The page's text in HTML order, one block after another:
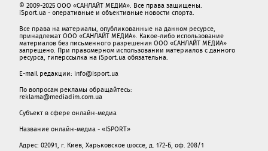
© 2009-2025 ООО «САНЛАЙТ МЕДИА». Все права защищены.
iSport.ua - оперативные и объективные новости спорта.
Все права на материалы, опубликованные на данном ресурсе,
принадлежат ООО «САНЛАЙТ МЕДИА». Какое-либо использование
материалов без письменного разрешения ООО «САНЛАЙТ МЕДИА»
запрещено. При правомерном использовании материалов с данного
ресурса, гиперссылка на iSport.ua обязательна.
E-mail редакции: info@isport.ua
По вопросам рекламы обращайтесь:
reklama@mediadim.com.ua
Субъект в сфере онлайн-медиа
Название онлайн-медиа - «ISPORT»
Адрес: 02091, г. Киев, Харьковское шоссе, д. 172-Б, оф. 208/1